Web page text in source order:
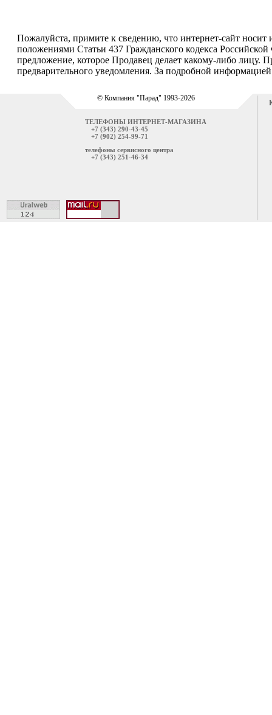
Пожалуйста, примите к сведению, что интернет-сайт
положениями Статьи 437 Гражданского кодекса
предложение, которое Продавец делает какому-либо лицу.
предварительного уведомления. За подробной
© Компания "Парад" 1993-2026
ТЕЛЕФОНЫ ИНТЕРНЕТ-МАГАЗИНА
+7 (343) 290-43-45
+7 (902) 254-99-71
телефоны сервисного центра
+7 (343) 251-46-34